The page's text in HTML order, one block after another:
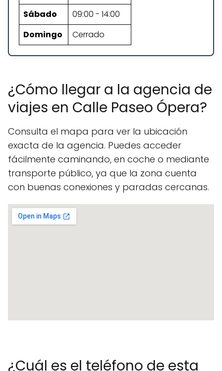
Sábado
09:00 - 14:00
Domingo
Cerrado
¿Cómo llegar a la agencia de
viajes en Calle Paseo Ópera?
Consulta el mapa para ver la ubicación
exacta de la agencia. Puedes acceder
fácilmente caminando, en coche o mediante
transporte público, ya que la zona cuenta
con buenas conexiones y paradas cercanas.
¿Cuál es el teléfono de esta